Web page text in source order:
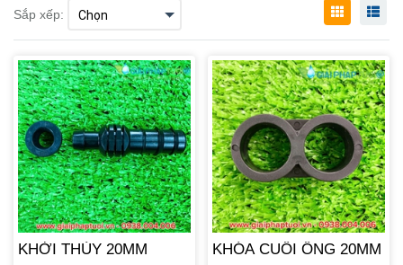
Sắp xếp:
KHỞI THỦY 20MM KHÓA CUỐI ỐNG 20MM